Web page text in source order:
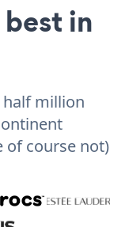
in
half million
of course not)